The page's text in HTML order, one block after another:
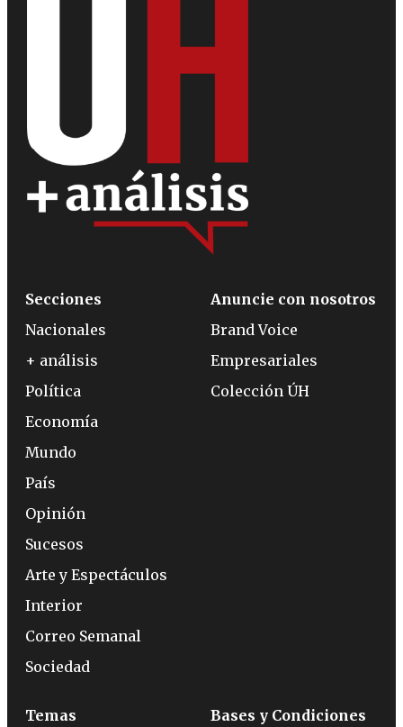
Secciones
Nacionales
+ análisis
Política
Economía
Mundo
País
Opinión
Sucesos
Arte y Espectáculos
Interior
Correo Semanal
Sociedad
Anuncie con nosotros
Brand Voice
Empresariales
Colección ÚH
Temas Bases y Condiciones